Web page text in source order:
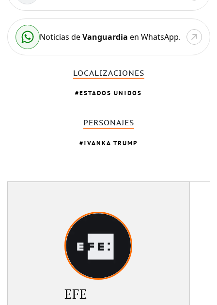
Noticias deVanguardia en WhatsApp.
LOCALIZACIONES
ESTADOS UNIDOS
PERSONAJES
IVANKA TRUMP
EFE